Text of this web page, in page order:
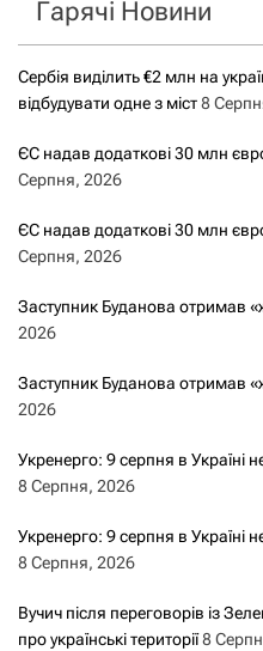
Гарячі Новини
Сербія виділить €2 млн на
відбудувати одне з міст8
ЄС надав додаткові 30 млн
Серпня, 2026
ЄС надав додаткові 30 млн
Серпня, 2026
Заступник Буданова отримав
2026
Заступник Буданова отримав
2026
Укренерго: 9 серпня в Україні
8 Серпня, 2026
Укренерго: 9 серпня в Україні
8 Серпня, 2026
Вучич після переговорів із
про українські території8